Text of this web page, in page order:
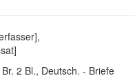
2 Bl., Deutsch. - Briefe